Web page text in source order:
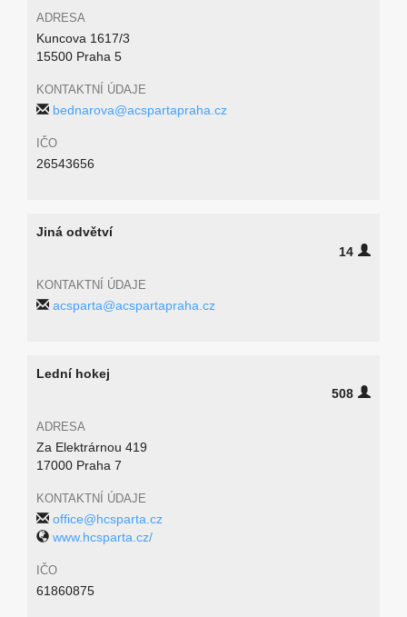
ADRESA
Kuncova 1617/3
15500 Praha 5
KONTAKTNÍ ÚDAJE
bednarova@acspartapraha.cz
IČO
26543656
Jiná odvětví
14
KONTAKTNÍ ÚDAJE
acsparta@acspartapraha.cz
Lední hokej
508
ADRESA
Za Elektrárnou 419
17000 Praha 7
KONTAKTNÍ ÚDAJE
office@hcsparta.cz
www.hcsparta.cz/
IČO
61860875